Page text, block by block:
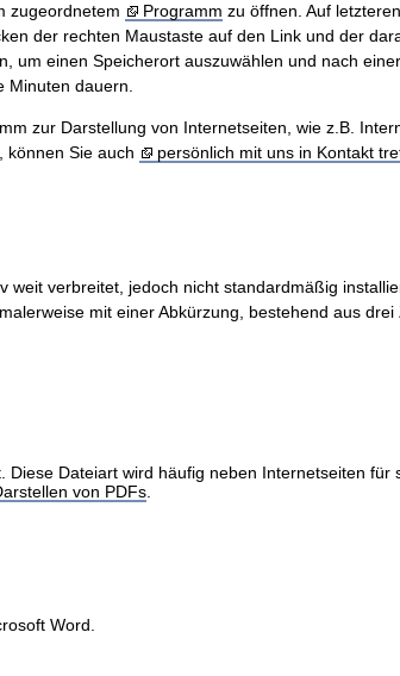
zugeordnetem Programm zu öffnen. Auf
der rechten Maustaste auf den Link und der
um einen Speicherort auszuwählen und nach
dauern.
zur Darstellung von Internetseiten, wie z.B.
können Sie auch
persönlich mit uns in Kontakt
verbreitet, jedoch nicht standardmäßig
mit einer Abkürzung, bestehend aus
Dateiart wird häufig neben Internetseiten
von PDFs.
Word.